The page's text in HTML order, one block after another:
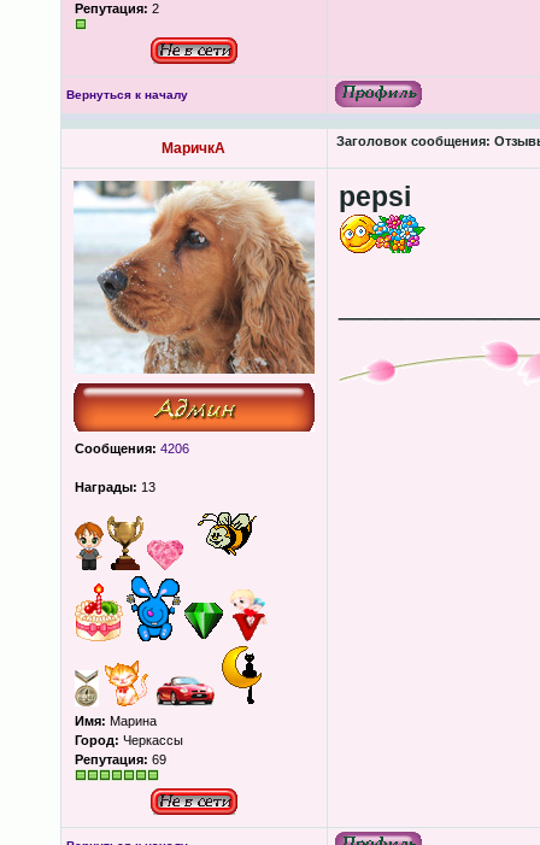
Репутация: 2
Вернуться к началу
МаричкА Заголовок сообщения:
Сообщения: 4206
Награды: 13
Имя: Марина
Город: Черкассы
Репутация: 69
pepsi